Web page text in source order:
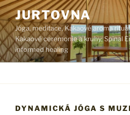
Skip
to
content
JURTOVNA
Jóga, meditace, Kakaové aroma
Kakaové ceremonie a kruhy, Spinal
informed healing
DYNAMICKÁ JÓGA S